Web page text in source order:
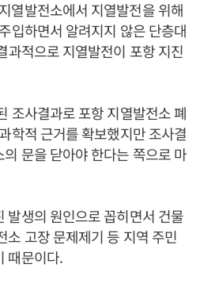
열발전소에서 지열발전을 위해
입하면서 알려지지 않은 단층대
과적으로 지열발전이 포항 지진
조사결과로 포항 지열발전소 폐
학적 근거를 확보했지만 조사결
문을 닫아야 한다는 쪽으로 마
발생의 원인으로 꼽히면서 건물
소 고장 문제제기 등 지역 주민
때문이다.